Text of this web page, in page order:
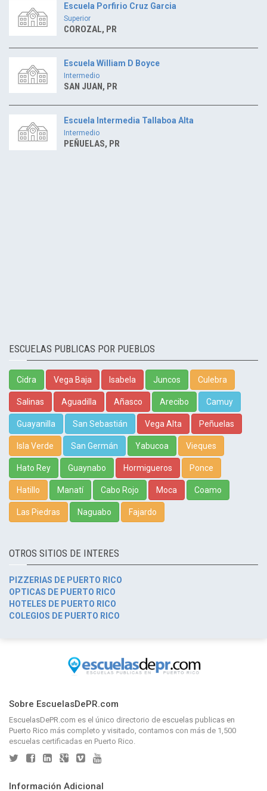
Escuela Porfirio Cruz Garcia
Superior
COROZAL, PR
Escuela William D Boyce
Intermedio
SAN JUAN, PR
Escuela Intermedia Tallaboa Alta
Intermedio
PEÑUELAS, PR
ESCUELAS PUBLICAS POR PUEBLOS
Cidra Vega Baja Isabela Juncos Culebra
Salinas Aguadilla Añasco Arecibo Camuy
Guayanilla San Sebastián Vega Alta Peñuelas
Isla Verde San Germán Yabucoa Vieques
Hato Rey Guaynabo Hormigueros Ponce
Hatillo Manatí Cabo Rojo Moca Coamo
Las Piedras Naguabo Fajardo
OTROS SITIOS DE INTERES
PIZZERIAS DE PUERTO RICO
OPTICAS DE PUERTO RICO
HOTELES DE PUERTO RICO
COLEGIOS DE PUERTO RICO
Sobre EscuelasDePR.com
EscuelasDePR.com es el único directorio de escuelas publicas en
Puerto Rico más completo y visitado, contamos con más de 1,500
escuelas certificadas en Puerto Rico.
Información Adicional